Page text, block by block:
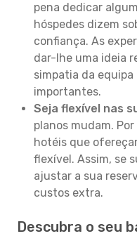
pena dedicar
hóspedes dizem
confiança. As
dar-lhe uma ideia
simpatia da
importantes.
Seja flexível nas
planos mudam.
hotéis que
flexível. Assim, se
ajustar a sua
custos extra.
Descubra o seu